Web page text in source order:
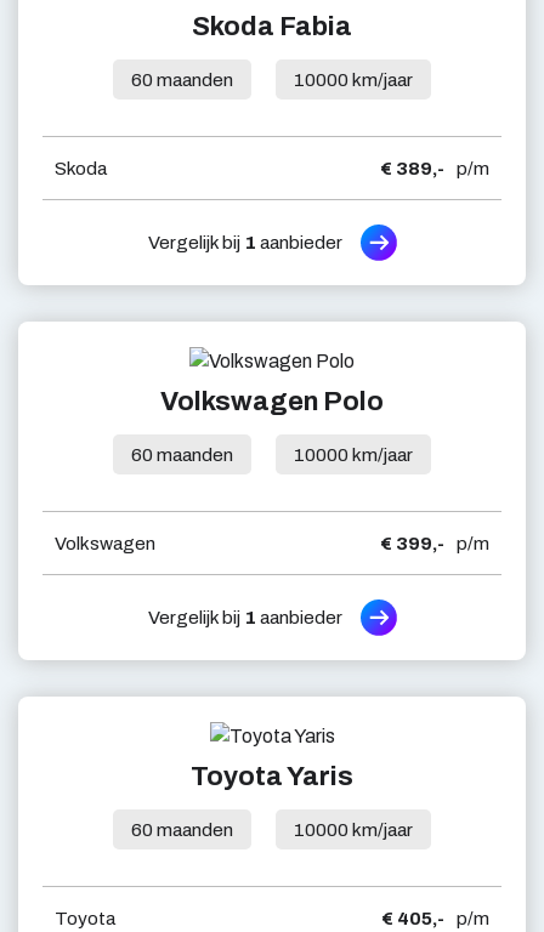
Skoda Fabia
60 maanden 10000 km/jaar
Skoda € 389,- p/m
Vergelijk bij 1 aanbieder
Volkswagen Polo
60 maanden 10000 km/jaar
Volkswagen € 399,- p/m
Vergelijk bij 1 aanbieder
Toyota Yaris
60 maanden 10000 km/jaar
Toyota € 405,- p/m